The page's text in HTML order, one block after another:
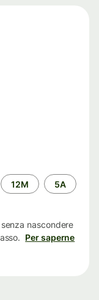
12M 5A
nascondere
Per saperne